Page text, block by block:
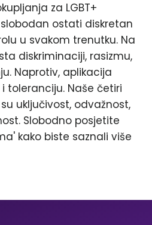
za LGBT+
ostati diskretan
u svakom trenutku. Na
diskriminaciji, rasizmu,
Naprotiv, aplikacija
toleranciju. Naše četiri
uključivost, odvažnost,
Slobodno posjetite
kako biste saznali više